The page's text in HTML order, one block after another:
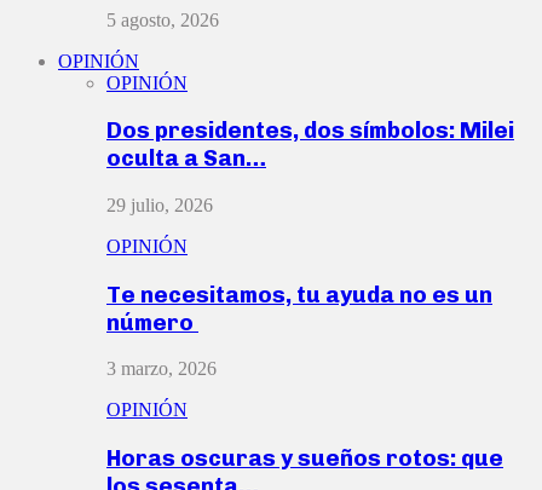
5 agosto, 2026
OPINIÓN
OPINIÓN
Dos presidentes, dos símbolos: Milei
oculta a San…
29 julio, 2026
OPINIÓN
Te necesitamos, tu ayuda no es un
número
3 marzo, 2026
OPINIÓN
Horas oscuras y sueños rotos: que